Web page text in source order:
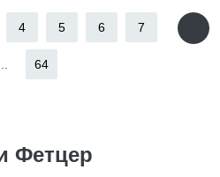
4 5 6 7
64
Фетцер